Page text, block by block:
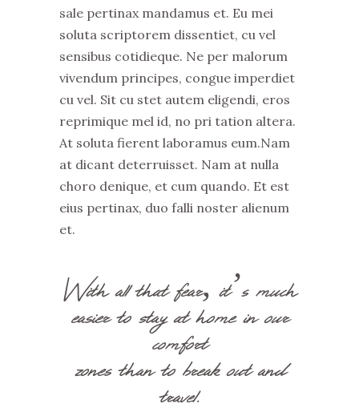
sale pertinax mandamus et. Eu mei
soluta scriptorem dissentiet, cu vel
sensibus cotidieque. Ne per malorum
vivendum principes, congue imperdiet
cu vel. Sit cu stet autem eligendi, eros
reprimique mel id, no pri tation altera.
At soluta fierent laboramus eum.Nam
at dicant deterruisset. Nam at nulla
choro denique, et cum quando. Et est
eius pertinax, duo falli noster alienum
et.
With all that fear, it’s much
easier to stay at home in our
comfort
zones than to break out and
travel.